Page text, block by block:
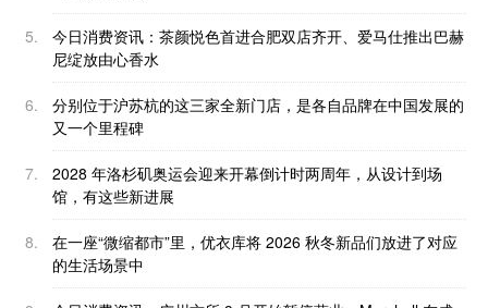
5.
今日消费资讯：茶颜悦色首进合肥双店齐开、爱马仕推出巴赫
尼绽放由心香水
6.
分别位于沪苏杭的这三家全新门店，是各自品牌在中国发展的
又一个里程碑
7.
2028 年洛杉矶奥运会迎来开幕倒计时两周年，从设计到场
馆，有这些新进展
8.
在一座“微缩都市”里，优衣库将 2026 秋冬新品们放进了对应
的生活场景中